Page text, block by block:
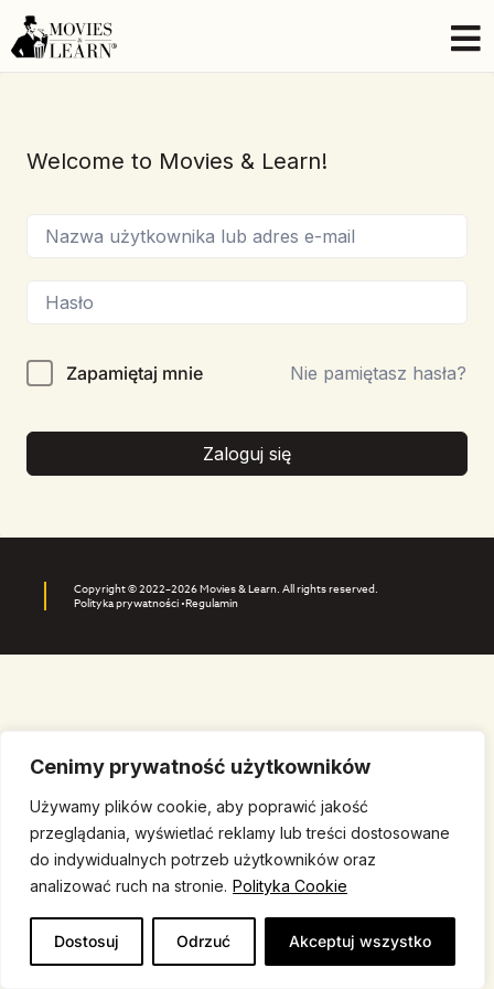
Cenimy prywatność użytkowników
Używamy plików cookie, aby poprawić jakość
przeglądania, wyświetlać reklamy lub treści dostosowane
do indywidualnych potrzeb użytkowników oraz
analizować ruch na stronie. Polityka Cookie
Dostosuj Odrzuć Akceptuj wszystko
Welcome to Movies & Learn!
Zapamiętaj mnie Nie pamiętasz hasła?
Zaloguj się
Copyright © 2022–2026 Movies & Learn. All rights reserved.
Polityka prywatności •Regulamin